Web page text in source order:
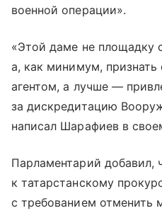
военной операции».
«Этой даме не площадку
а, как минимум,
агентом, а лучше —
за дискредитацию
написал Шарафиев в
Парламентарий добавил,
к татарстанскому
с требованием отменить